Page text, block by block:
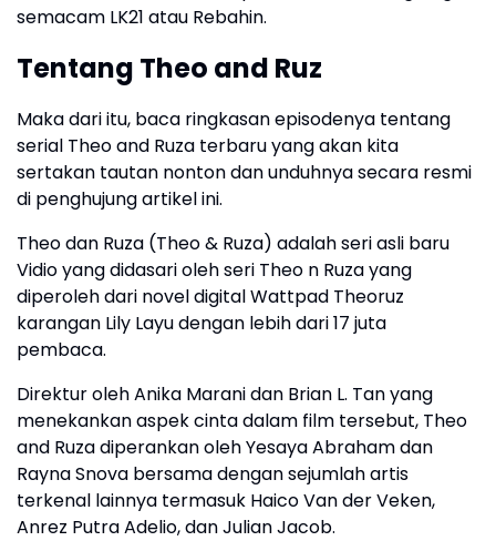
semacam LK21 atau Rebahin.
Tentang Theo and Ruz
Maka dari itu, baca ringkasan episodenya tentang
serial Theo and Ruza terbaru yang akan kita
sertakan tautan nonton dan unduhnya secara resmi
di penghujung artikel ini.
Theo dan Ruza (Theo & Ruza) adalah seri asli baru
Vidio yang didasari oleh seri Theo n Ruza yang
diperoleh dari novel digital Wattpad Theoruz
karangan Lily Layu dengan lebih dari 17 juta
pembaca.
Direktur oleh Anika Marani dan Brian L. Tan yang
menekankan aspek cinta dalam film tersebut, Theo
and Ruza diperankan oleh Yesaya Abraham dan
Rayna Snova bersama dengan sejumlah artis
terkenal lainnya termasuk Haico Van der Veken,
Anrez Putra Adelio, dan Julian Jacob.